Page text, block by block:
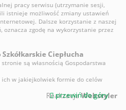
pracy serwisu (utrzymanie sesji,
istnieje możliwość zmiany ustawień
Dalsze korzystanie z naszej
zgodę na wykorzystanie przez
Ciepłucha
są własnością Gospodarstwa
w jakiejkolwiek formie do celów
RealizacjaWebstyler
przewiń do góry